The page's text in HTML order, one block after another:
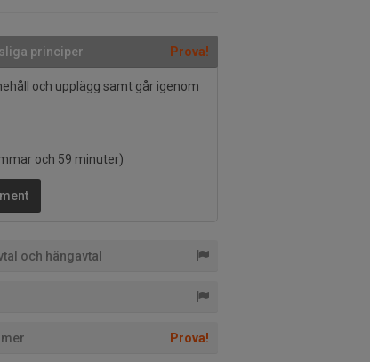
principer Prova!
och upplägg samt går igenom
och 59 minuter)
och hängavtal
Prova!